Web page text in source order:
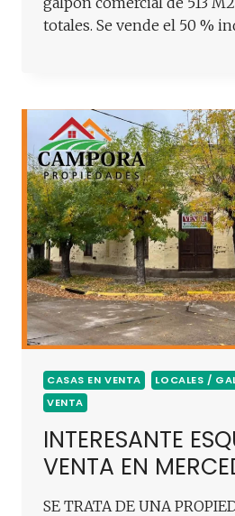
totales. Se vende el 50 %
CASAS EN VENTA
LOCALES /
VENTA
INTERESANTE
VENTA EN
SE TRATA DE UNA